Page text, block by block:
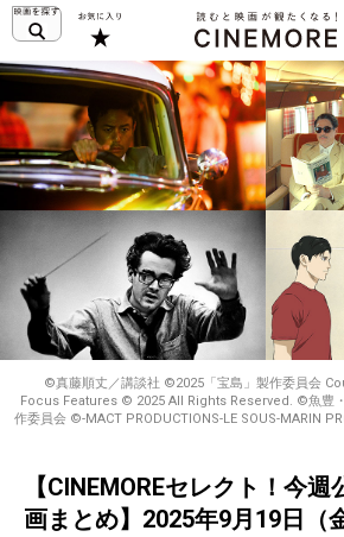
©真藤順丈／講談社 ©2025「宝島」製作委員会
Focus Features © 2025 All Rights Reserved. ©魚豊
作委員会 ©-MACT PRODUCTIONS-LE SOUS-MARIN
【CINEMOREセレクト！今
画まとめ】2025年9月19日（